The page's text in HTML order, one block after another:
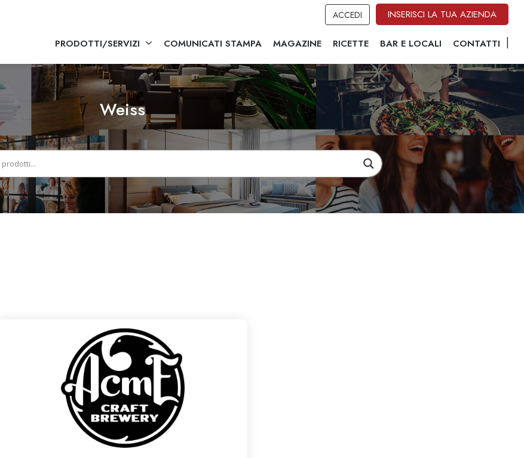
ACCEDI INSERISCI LA TUA AZIENDA
PRODOTTI/SERVIZI COMUNICATI STAMPA MAGAZINE RICETTE BAR E LOCALI CONTATTI
Weiss